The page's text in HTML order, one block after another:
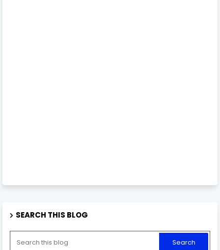
SEARCH THIS BLOG